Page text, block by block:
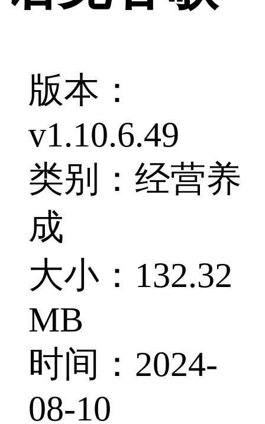
版本：
v1.10.6.49
类别：经营养
成
大小：132.32
MB
时间：2024-
08-10